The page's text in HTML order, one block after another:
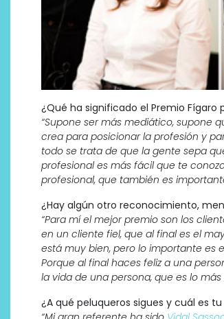
¿Qué ha significado el Premio Fígaro
“Supone ser más mediático, supone
crea para posicionar la profesión y
todo se trata de que la gente sepa
profesional es más fácil que te
profesional, que también es
¿Hay algún otro reconocimiento,
“Para mí el mejor premio son los
en un cliente fiel, que al final es el
está muy bien, pero lo importante es
Porque al final haces feliz a una
la vida de una persona, que es lo más
¿A qué peluqueros sigues y cuál es